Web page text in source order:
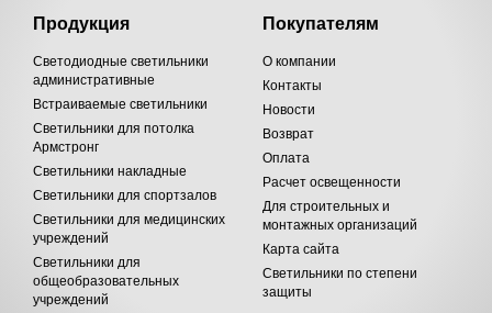
Продукция
Светодиодные светильники
административные
Встраиваемые светильники
Светильники для потолка
Армстронг
Светильники накладные
Светильники для спортзалов
Светильники для медицинских
учреждений
Светильники для
общеобразовательных
учреждений
Покупателям
О компании
Контакты
Новости
Возврат
Оплата
Расчет освещенности
Для строительных и
монтажных организаций
Карта сайта
Светильники по степени
защиты